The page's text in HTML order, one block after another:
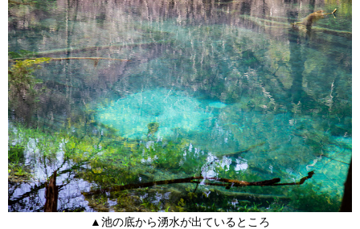
▲池の底から湧水が出ているところ